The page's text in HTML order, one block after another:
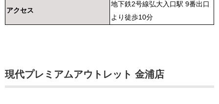
アクセス
地下鉄2号線弘大入口駅 9番出口
より徒歩10分
現代プレミアムアウトレット 金浦店